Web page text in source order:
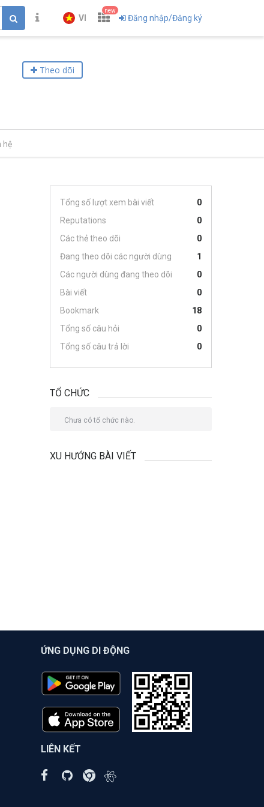
VI
new
Đăng nhập/Đăng ký
Theo dõi
hệ
Tổng số lượt xem bài viết
0
Reputations
0
Các thẻ theo dõi
0
Đang theo dõi các người dùng
1
Các người dùng đang theo dõi
0
Bài viết
0
Bookmark
18
Tổng số câu hỏi
0
Tổng số câu trả lời
0
TỔ CHỨC
Chưa có tổ chức nào.
XU HƯỚNG BÀI VIẾT
ỨNG DỤNG DI ĐỘNG
LIÊN KẾT